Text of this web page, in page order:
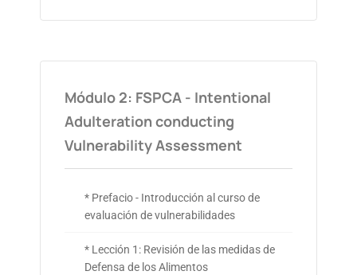
Módulo 2: FSPCA - Intentional
Adulteration conducting
Vulnerability Assessment
* Prefacio - Introducción al curso de
evaluación de vulnerabilidades
* Lección 1: Revisión de las medidas de
Defensa de los Alimentos